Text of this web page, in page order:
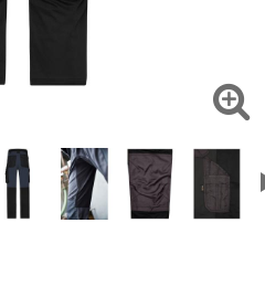
produits pour votre besoin
des clients finaux 